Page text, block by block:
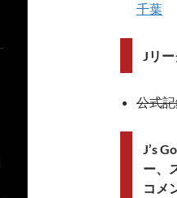
千葉
Jリ
公式
J’s
ー、
コメ